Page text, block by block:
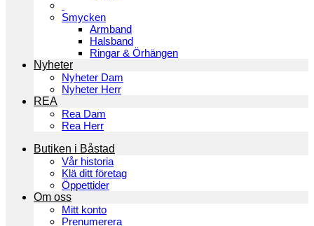
Smycken
Armband
Halsband
Ringar & Örhängen
Nyheter
Nyheter Dam
Nyheter Herr
REA
Rea Dam
Rea Herr
Butiken i Båstad
Vår historia
Klä ditt företag
Öppettider
Om oss
Mitt konto
Prenumerera